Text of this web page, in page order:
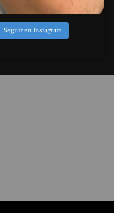
Seguir en Instagram